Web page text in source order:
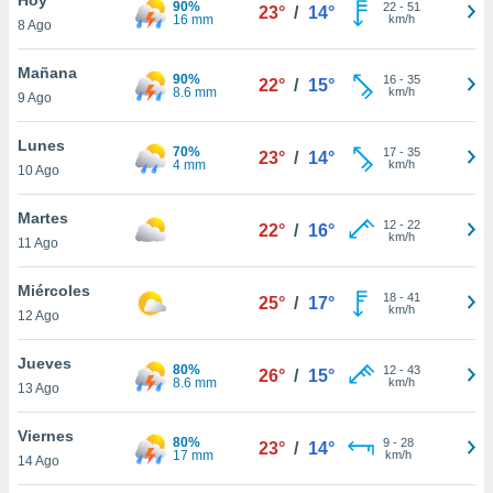
y
en
más
de
8 Ago
90%
16 mm
23° / 14° 22- 51
km/h
Mañana
9 Ago
90%
8.6 mm
22° / 15° 16- 35
km/h
Lunes
10 Ago
70%
4 mm
23° / 14° 17- 35
km/h
Martes
11 Ago
22° / 16° 12- 22
km/h
Miércoles
12 Ago
25° / 17° 18- 41
km/h
Jueves
13 Ago
80%
8.6 mm
26° / 15° 12- 43
km/h
Viernes
14 Ago
80%
17 mm
23° / 14° 9- 28
km/h